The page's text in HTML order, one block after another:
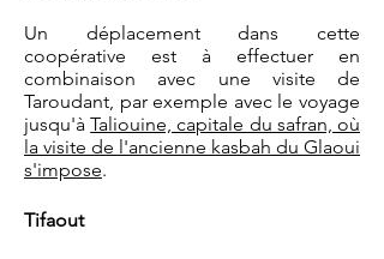
Un déplacement dans cette
coopérative est à effectuer en
combinaison avec une visite de
Taroudant, par exemple avec le voyage
jusqu'àTaliouine, capitale du safran, où
la visite de l'ancienne kasbah du Glaoui
s'impose.
Tifaout